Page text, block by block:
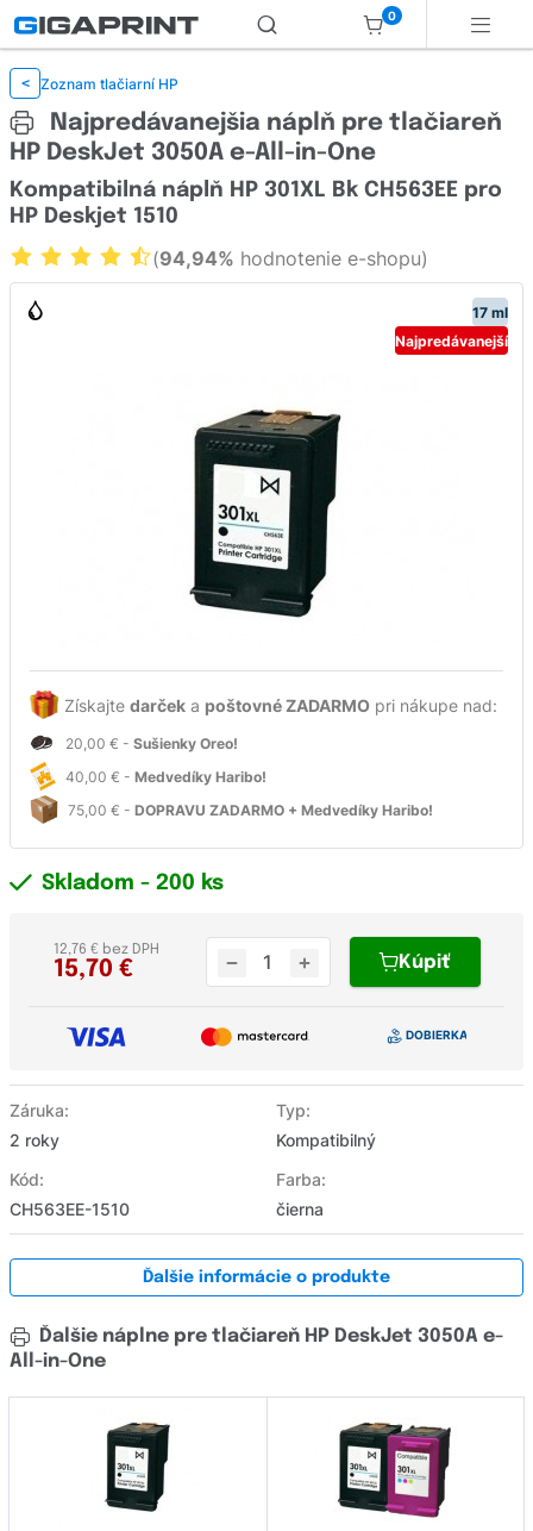
0
< Zoznam tlačiarní HP
Najpredávanejšia náplň pre tlačiareň
HP DeskJet 3050A e-All-in-One
17 ml
Najpredávanejší
Získajte darček a poštovné ZADARMO pri nákupe nad:
20,00 € - Sušienky Oreo!
40,00 € - Medvedíky Haribo!
75,00 € - DOPRAVU ZADARMO + Medvedíky Haribo!
Kompatibilná náplň HP 301XL Bk CH563EE pro
HP Deskjet 1510
(94,94% hodnotenie e-shopu)
Záruka:
2 roky
Typ:
Kompatibilný
Kód:
CH563EE-1510
Farba:
čierna
Skladom - 200 ks
15,70 €
12,76 € bez DPH
Kúpiť
Ďalšie informácie o produkte
Ďalšie náplne pre tlačiareň HP DeskJet 3050A e-
All-in-One